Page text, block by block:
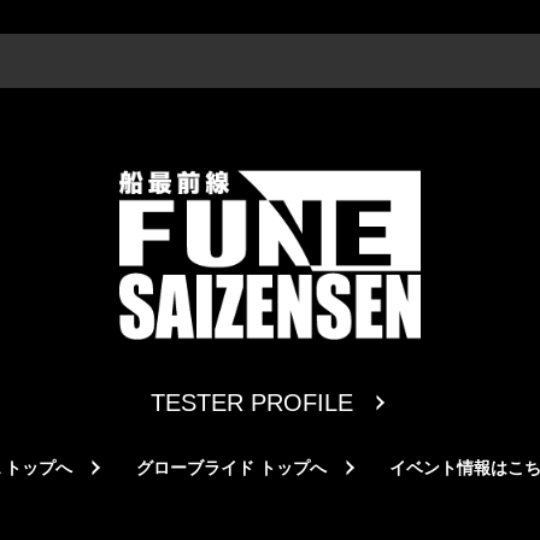
TESTER PROFILE
トップへ グローブライド トップへ イベント情報はこ